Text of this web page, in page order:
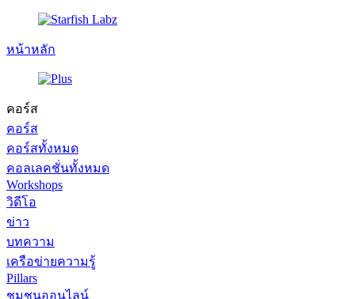
หน้าหลัก
คอร์ส
คอร์ส
คอร์สทั้งหมด
คอลเลคชั่นทั้งหมด
Workshops
วิดีโอ
ข่าว
บทความ
เครือข่ายความรู้
Pillars
ชุมชนออนไลน์